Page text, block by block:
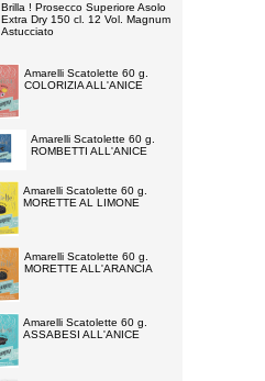
Brilla ! Prosecco Superiore Asolo
Extra Dry 150 cl. 12 Vol. Magnum
Astucciato
Amarelli Scatolette 60 g.
COLORIZIA ALL'ANICE
Amarelli Scatolette 60 g.
ROMBETTI ALL'ANICE
Amarelli Scatolette 60 g.
MORETTE AL LIMONE
Amarelli Scatolette 60 g.
MORETTE ALL'ARANCIA
Amarelli Scatolette 60 g.
ASSABESI ALL'ANICE